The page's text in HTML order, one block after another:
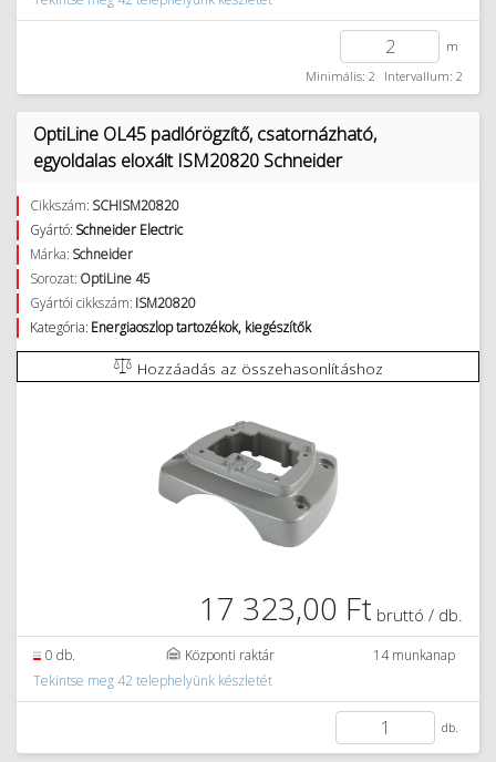
m
Minimális: 2
Intervallum: 2
OptiLine OL45 padlórögzítő, csatornázható,
egyoldalas eloxált ISM20820 Schneider
Cikkszám: SCHISM20820
Gyártó: Schneider Electric
Márka: Schneider
Sorozat: OptiLine 45
Gyártói cikkszám: ISM20820
Kategória: Energiaoszlop tartozékok, kiegészítők
Hozzáadás az összehasonlításhoz
17 323,00 Ft bruttó / db.
0 db. Központi raktár
14 munkanap
Tekintse meg 42 telephelyünk készletét
db.